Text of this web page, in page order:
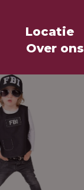
Locatie
Over ons